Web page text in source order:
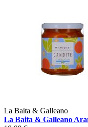
La Baita & Galleano
La Baita & Galleano